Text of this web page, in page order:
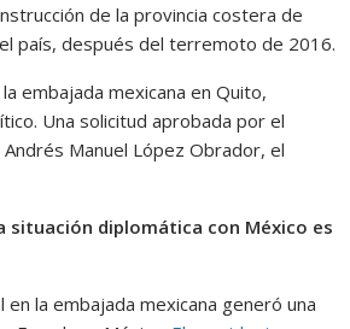
de la provincia costera de
país, después del terremoto de 2016.
embajada mexicana en Quito,
Una solicitud aprobada por el
Manuel López Obrador, el
situación diplomática con México es
en la embajada mexicana generó una